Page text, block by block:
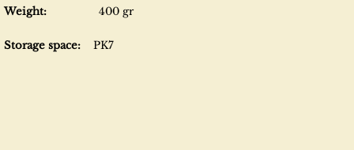
Weight:
400 gr
Storage space: PK7